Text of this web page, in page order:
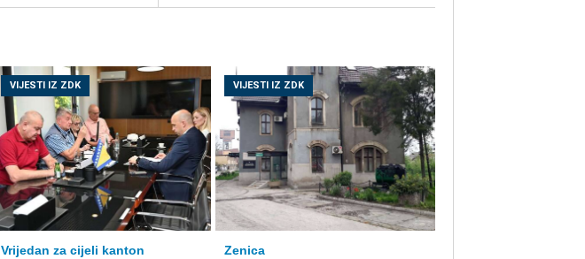
VIJESTI IZ ZDK
Vrijedan za cijeli kanton
VIJESTI IZ ZDK
Zenica